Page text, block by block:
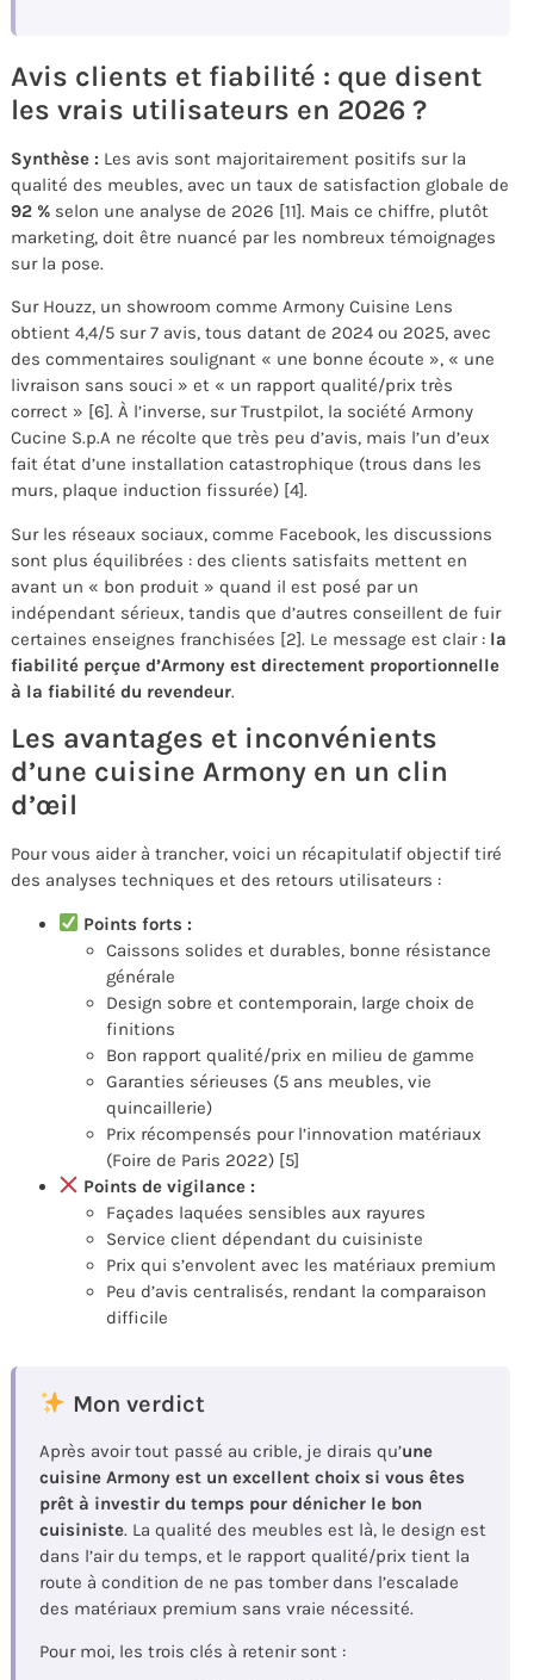
Avis clients et fiabilité : que disent
les vrais utilisateurs en 2026 ?
Synthèse : Les avis sont majoritairement positifs sur la
qualité des meubles, avec un taux de satisfaction globale de
92 % selon une analyse de 2026 [11]. Mais ce chiffre, plutôt
marketing, doit être nuancé par les nombreux témoignages
sur la pose.
Sur Houzz, un showroom comme Armony Cuisine Lens
obtient 4,4/5 sur 7 avis, tous datant de 2024 ou 2025, avec
des commentaires soulignant « une bonne écoute », « une
livraison sans souci » et « un rapport qualité/prix très
correct » [6]. À l’inverse, sur Trustpilot, la société Armony
Cucine S.p.A ne récolte que très peu d’avis, mais l’un d’eux
fait état d’une installation catastrophique (trous dans les
murs, plaque induction fissurée) [4].
Sur les réseaux sociaux, comme Facebook, les discussions
sont plus équilibrées : des clients satisfaits mettent en
avant un « bon produit » quand il est posé par un
indépendant sérieux, tandis que d’autres conseillent de fuir
certaines enseignes franchisées [2]. Le message est clair : la
fiabilité perçue d’Armony est directement proportionnelle
à la fiabilité du revendeur.
Les avantages et inconvénients
d’une cuisine Armony en un clin
d’œil
Pour vous aider à trancher, voici un récapitulatif objectif tiré
des analyses techniques et des retours utilisateurs :
Points forts :
Caissons solides et durables, bonne résistance
générale
Design sobre et contemporain, large choix de
finitions
Bon rapport qualité/prix en milieu de gamme
Garanties sérieuses (5 ans meubles, vie
quincaillerie)
Prix récompensés pour l’innovation matériaux
(Foire de Paris 2022) [5]
Points de vigilance :
Façades laquées sensibles aux rayures
Service client dépendant du cuisiniste
Prix qui s’envolent avec les matériaux premium
Peu d’avis centralisés, rendant la comparaison
difficile
Mon verdict
Après avoir tout passé au crible, je dirais qu’une
cuisine Armony est un excellent choix si vous êtes
prêt à investir du temps pour dénicher le bon
cuisiniste. La qualité des meubles est là, le design est
dans l’air du temps, et le rapport qualité/prix tient la
route à condition de ne pas tomber dans l’escalade
des matériaux premium sans vraie nécessité.
Pour moi, les trois clés à retenir sont :